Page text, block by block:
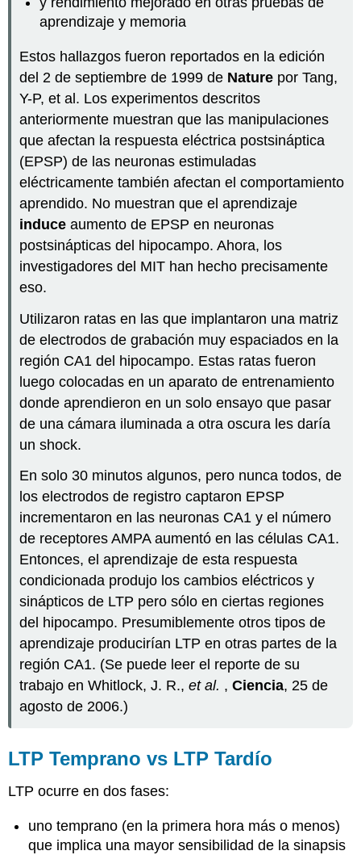
aprendizaje y memoria
Estos hallazgos fueron reportados en la edición
del 2 de septiembre de 1999 de Nature por Tang,
Y-P, et al. Los experimentos descritos
anteriormente muestran que las manipulaciones
que afectan la respuesta eléctrica postsináptica
(EPSP) de las neuronas estimuladas
eléctricamente también afectan el comportamiento
aprendido. No muestran que el aprendizaje
induce aumento de EPSP en neuronas
postsinápticas del hipocampo. Ahora, los
investigadores del MIT han hecho precisamente
eso.
Utilizaron ratas en las que implantaron una matriz
de electrodos de grabación muy espaciados en la
región CA1 del hipocampo. Estas ratas fueron
luego colocadas en un aparato de entrenamiento
donde aprendieron en un solo ensayo que pasar
de una cámara iluminada a otra oscura les daría
un shock.
En solo 30 minutos algunos, pero nunca todos, de
los electrodos de registro captaron EPSP
incrementaron en las neuronas CA1 y el número
de receptores AMPA aumentó en las células CA1.
Entonces, el aprendizaje de esta respuesta
condicionada produjo los cambios eléctricos y
sinápticos de LTP pero sólo en ciertas regiones
del hipocampo. Presumiblemente otros tipos de
aprendizaje producirían LTP en otras partes de la
región CA1. (Se puede leer el reporte de su
trabajo en Whitlock, J. R.,et al. ,Ciencia, 25 de
agosto de 2006.)
LTP Temprano vs LTP Tardío
LTP ocurre en dos fases:
uno temprano (en la primera hora más o menos)
que implica una mayor sensibilidad de la sinapsis